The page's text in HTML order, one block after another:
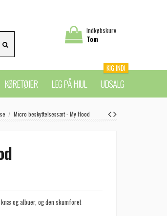
Indkøbskurv
Tom
KØRETØJER LEG PÅ HJUL UDSALG
KIG IND!
Micro beskyttelsessæt - My Hood
og albuer, og den skumforet